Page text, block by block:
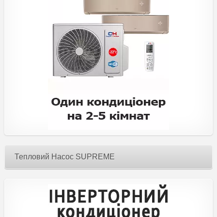
Тепловий Насос SUPREME